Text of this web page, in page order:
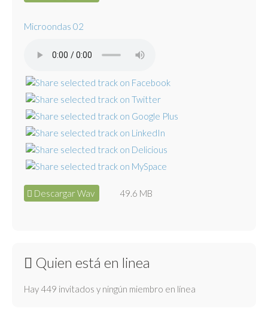
Microondas 02
Descargar Wav 49.6 MB
Quien está en linea
Hay 449 invitados y ningún miembro en línea